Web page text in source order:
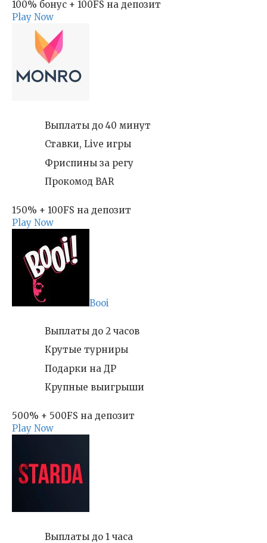
100% бонус + 100FS на депозит
Play Now
Выплаты до 40 минут
Ставки, Live игры
Фриспины за регу
Прокомод BAR
150% + 100FS на депозит
Play Now
Booi
Выплаты до 2 часов
Крутые турниры
Подарки на ДР
Крупные выигрыши
500% + 500FS на депозит
Play Now
Выплаты до 1 часа